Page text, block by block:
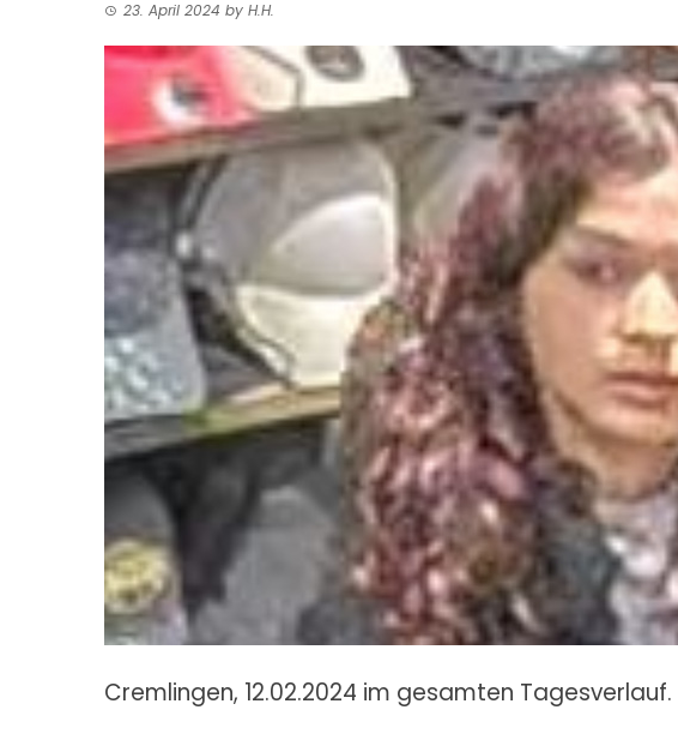
23. April 2024 by H.H.
Cremlingen, 12.02.2024 im gesamten Tagesverlauf.